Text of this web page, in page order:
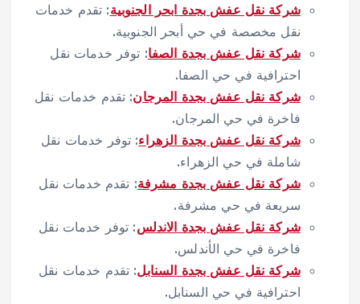
شركة نقل عفش بجدة ابحر الجنوبية: تقدم خدمات
نقل مخصصة في حي أبحر الجنوبية.
شركة نقل عفش بجدة الصفا: توفر خدمات نقل
احترافية في حي الصفا.
شركة نقل عفش بجدة المرجان: تقدم خدمات نقل
فاخرة في حي المرجان.
شركة نقل عفش بجدة الزهراء: توفر خدمات نقل
شاملة في حي الزهراء.
شركة نقل عفش بجدة مشرفة: تقدم خدمات نقل
سريعة في حي مشرفة.
شركة نقل عفش بجدة الاندلس: توفر خدمات نقل
فاخرة في حي الأندلس.
شركة نقل عفش بجدة السنابل: تقدم خدمات نقل
احترافية في حي السنابل.